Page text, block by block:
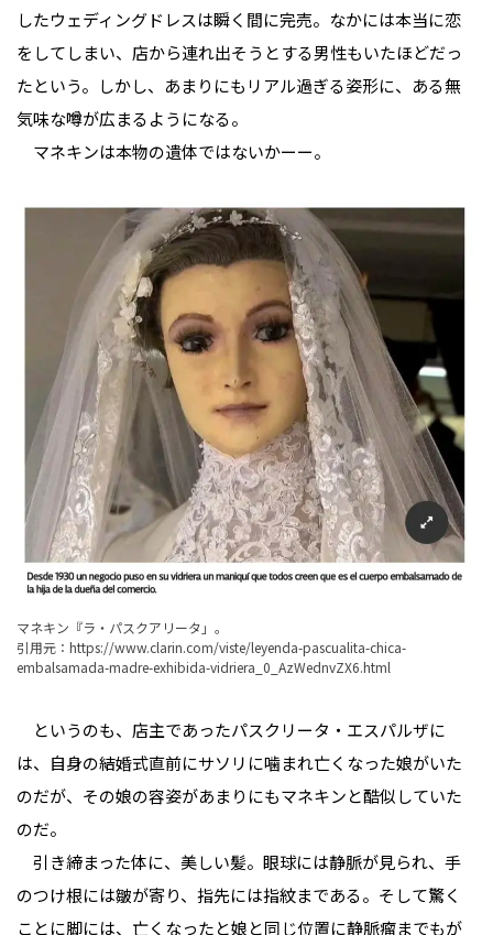
したウェディングドレスは瞬く間に完売。なかには本当に恋
をしてしまい、店から連れ出そうとする男性もいたほどだっ
たという。しかし、あまりにもリアル過ぎる姿形に、ある無
気味な噂が広まるようになる。
マネキンは本物の遺体ではないかーー。
マネキン『ラ・パスクアリータ」。
引用元： https://www.clarin.com/viste/leyenda-pascualita-chica-
embalsamada-madre-exhibida-vidriera_0_AzWednvZX6.html
というのも、店主であったパスクリータ・エスパルザに
は、自身の結婚式直前にサソリに噛まれ亡くなった娘がいた
のだが、その娘の容姿があまりにもマネキンと酷似していた
のだ。
引き締まった体に、美しい髪。眼球には静脈が見られ、手
のつけ根には皺が寄り、指先には指紋まである。そして驚く
ことに脚には、亡くなったと娘と同じ位置に静脈瘤までもが